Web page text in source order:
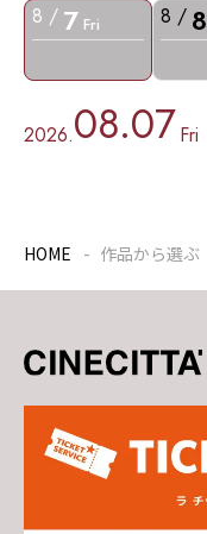
8 / 7 Fri 8 / 8
2026.08.07Fri
HOME 作品から選ぶ